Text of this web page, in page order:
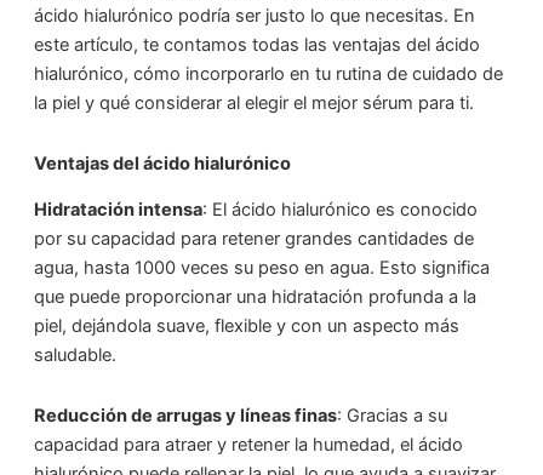
ácido hialurónico podría ser justo lo que necesitas. En
este artículo, te contamos todas las ventajas del ácido
hialurónico, cómo incorporarlo en tu rutina de cuidado de
la piel y qué considerar al elegir el mejor sérum para ti.
Ventajas del ácido hialurónico
Hidratación intensa: El ácido hialurónico es conocido
por su capacidad para retener grandes cantidades de
agua, hasta 1000 veces su peso en agua. Esto significa
que puede proporcionar una hidratación profunda a la
piel, dejándola suave, flexible y con un aspecto más
saludable.
Reducción de arrugas y líneas finas: Gracias a su
capacidad para atraer y retener la humedad, el ácido